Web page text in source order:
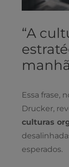
“A
Essa frase,
Drucker,
culturas
esperados.